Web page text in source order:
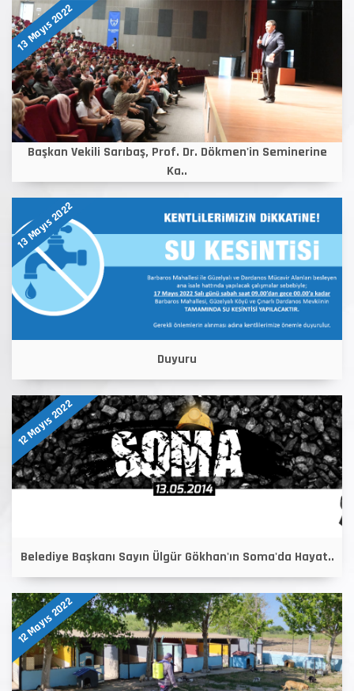
13 Mayıs 2022
Başkan Vekili Sarıbaş, Prof. Dr. Dökmen'in Seminerine
Ka..
13 Mayıs 2022
Duyuru
12 Mayıs 2022
Belediye Başkanı Sayın Ülgür Gökhan'ın Soma'da Hayat..
12 Mayıs 2022